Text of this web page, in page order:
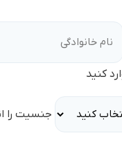
کنید
جنسیت را